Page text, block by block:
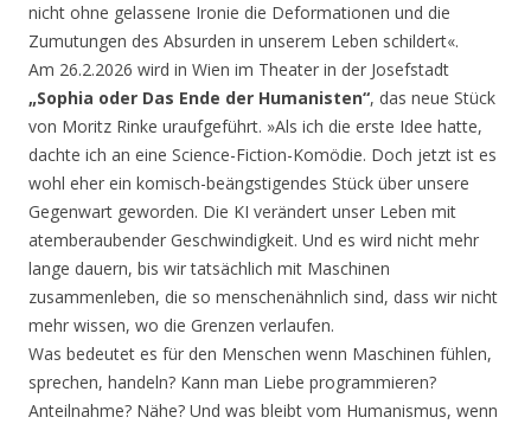
nicht ohne gelassene Ironie die Deformationen und die
Zumutungen des Absurden in unserem Leben schildert«.
Am 26.2.2026 wird in Wien im Theater in der Josefstadt
„Sophia oder Das Ende der Humanisten“, das neue Stück
von Moritz Rinke uraufgeführt. »Als ich die erste Idee hatte,
dachte ich an eine Science-Fiction-Komödie. Doch jetzt ist es
wohl eher ein komisch-beängstigendes Stück über unsere
Gegenwart geworden. Die KI verändert unser Leben mit
atemberaubender Geschwindigkeit. Und es wird nicht mehr
lange dauern, bis wir tatsächlich mit Maschinen
zusammenleben, die so menschenähnlich sind, dass wir nicht
mehr wissen, wo die Grenzen verlaufen.
Was bedeutet es für den Menschen wenn Maschinen fühlen,
sprechen, handeln? Kann man Liebe programmieren?
Anteilnahme? Nähe? Und was bleibt vom Humanismus, wenn